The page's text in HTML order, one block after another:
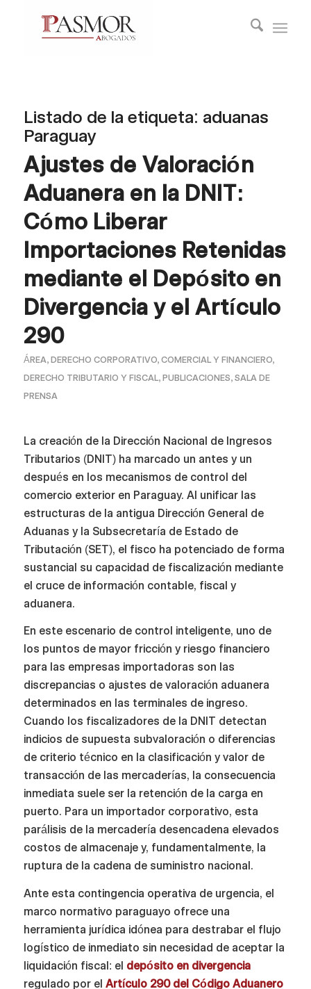
Listado de la etiqueta: aduanas
Paraguay
Ajustes de Valoración
Aduanera en la DNIT:
Cómo Liberar
Importaciones Retenidas
mediante el Depósito en
Divergencia y el Artículo
290
ÁREA, DERECHO CORPORATIVO, COMERCIAL Y FINANCIERO,
DERECHO TRIBUTARIO Y FISCAL, PUBLICACIONES, SALA DE
PRENSA
La creación de la Dirección Nacional de Ingresos
Tributarios (DNIT) ha marcado un antes y un
después en los mecanismos de control del
comercio exterior en Paraguay. Al unificar las
estructuras de la antigua Dirección General de
Aduanas y la Subsecretaría de Estado de
Tributación (SET), el fisco ha potenciado de forma
sustancial su capacidad de fiscalización mediante
el cruce de información contable, fiscal y
aduanera.
En este escenario de control inteligente, uno de
los puntos de mayor fricción y riesgo financiero
para las empresas importadoras son las
discrepancias o ajustes de valoración aduanera
determinados en las terminales de ingreso.
Cuando los fiscalizadores de la DNIT detectan
indicios de supuesta subvaloración o diferencias
de criterio técnico en la clasificación y valor de
transacción de las mercaderías, la consecuencia
inmediata suele ser la retención de la carga en
puerto. Para un importador corporativo, esta
parálisis de la mercadería desencadena elevados
costos de almacenaje y, fundamentalmente, la
ruptura de la cadena de suministro nacional.
Ante esta contingencia operativa de urgencia, el
marco normativo paraguayo ofrece una
herramienta jurídica idónea para destrabar el flujo
logístico de inmediato sin necesidad de aceptar la
liquidación fiscal: el depósito en divergencia
regulado por el Artículo 290 del Código Aduanero